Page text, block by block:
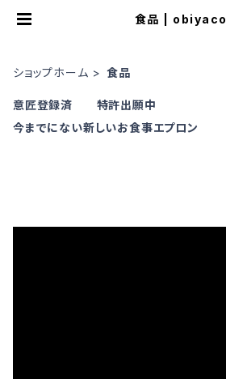
食品 | obiyaco
ショップホーム 食品
意匠登録済 特許出願中
今までにない新しいお食事エプロン